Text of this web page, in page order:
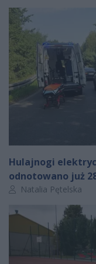
Hulajnogi
odnotowano już
Autor artykułu:
Natalia Pętelska